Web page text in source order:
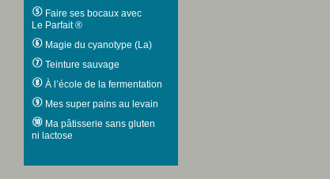
Faire ses bocaux avec
Le Parfait ®
Magie du cyanotype (La)
Teinture sauvage
À l’école de la fermentation
Mes super pains au levain
Ma pâtisserie sans gluten
ni lactose